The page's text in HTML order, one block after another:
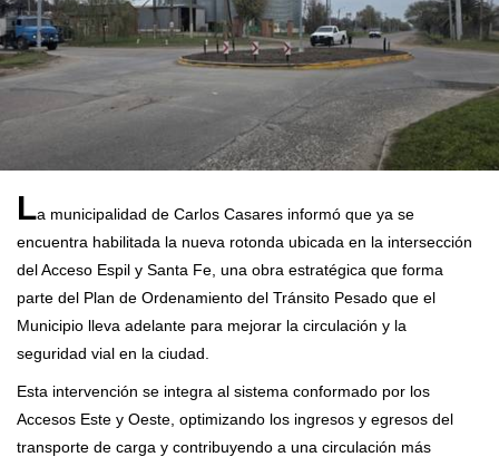
La municipalidad de Carlos Casares informó que ya se
encuentra habilitada la nueva rotonda ubicada en la intersección
del Acceso Espil y Santa Fe, una obra estratégica que forma
parte del Plan de Ordenamiento del Tránsito Pesado que el
Municipio lleva adelante para mejorar la circulación y la
seguridad vial en la ciudad.
Esta intervención se integra al sistema conformado por los
Accesos Este y Oeste, optimizando los ingresos y egresos del
transporte de carga y contribuyendo a una circulación más